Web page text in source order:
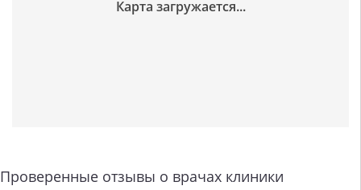
Проверенные отзывы о врачах клиники